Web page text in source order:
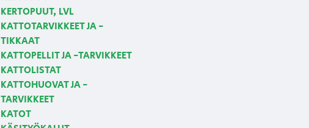
KERTOPUUT, LVL
KATTOTARVIKKEET JA -
TIKKAAT
KATTOPELLIT JA -TARVIKKEET
KATTOLISTAT
KATTOHUOVAT JA -
TARVIKKEET
KATOT